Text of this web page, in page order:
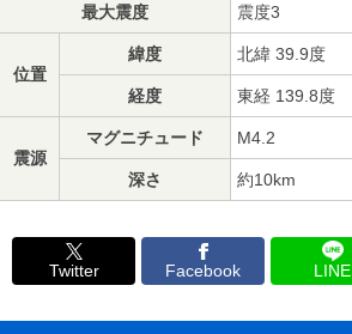
最大震度 震度3
位置
緯度 北緯 39.9度
経度 東経 139.8度
震源
マグニチュード M4.2
深さ 約10km
Twitter Facebook LINE